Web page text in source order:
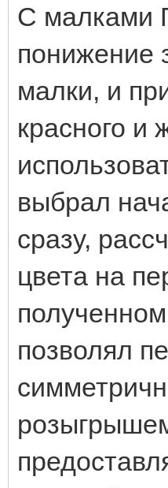
С малками
понижение
малки, и
красного и
выбрал
сразу,
цвета на
позволял